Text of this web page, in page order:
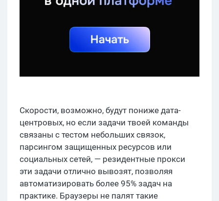
Скорости, возможно, будут пониже дата-
центровых, но если задачи твоей команды
связаны с тестом небольших связок,
парсингом защищенных ресурсов или
социальных сетей, — резидентные прокси
эти задачи отлично вывозят, позволяя
автоматизировать более 95% задач на
практике. Браузеры не палят такие